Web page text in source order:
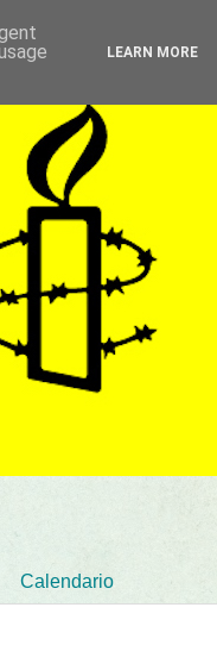
Calendario
LEARN MORE